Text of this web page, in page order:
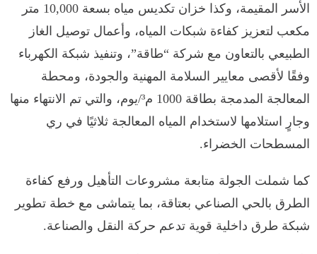
الأسر المقيمة، وكذا خزان تكديس مياه بسعة 10,000 متر
مكعب لتعزيز كفاءة شبكات المياه، وأعمال توصيل الغاز
الطبيعي بالتعاون مع شركة “طاقة”، وتنفيذ شبكة الكهرباء
وفقًا لأقصى معايير السلامة المهنية والجودة، ومحطة
المعالجة المدمجة بطاقة 1000 م³/يوم، والتي تم الانتهاء منها
وجارٍ استلامها لاستخدام المياه المعالجة ثلاثيًا في ري
المسطحات الخضراء.
كما شملت الجولة متابعة مشروعات التأهيل ورفع كفاءة
الطرق بالحي الصناعي بعتاقة، بما يتماشى مع خطة تطوير
شبكة طرق داخلية قوية تدعم حركة النقل والصناعة.